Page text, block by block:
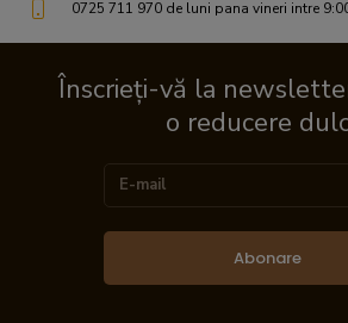
0725 711 970 de luni pana vineri intre
Înscrieți-vă la
o reducere
Abonare